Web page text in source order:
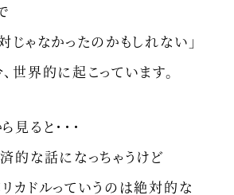
じゃなかったのかもしれない」
世界的に起こっています。
見ると・・・
的な話になっちゃうけど
カドルっていうのは絶対的な